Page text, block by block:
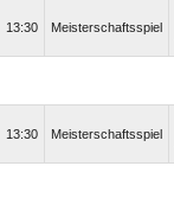
13:30 Meisterschaftsspiel
13:30 Meisterschaftsspiel